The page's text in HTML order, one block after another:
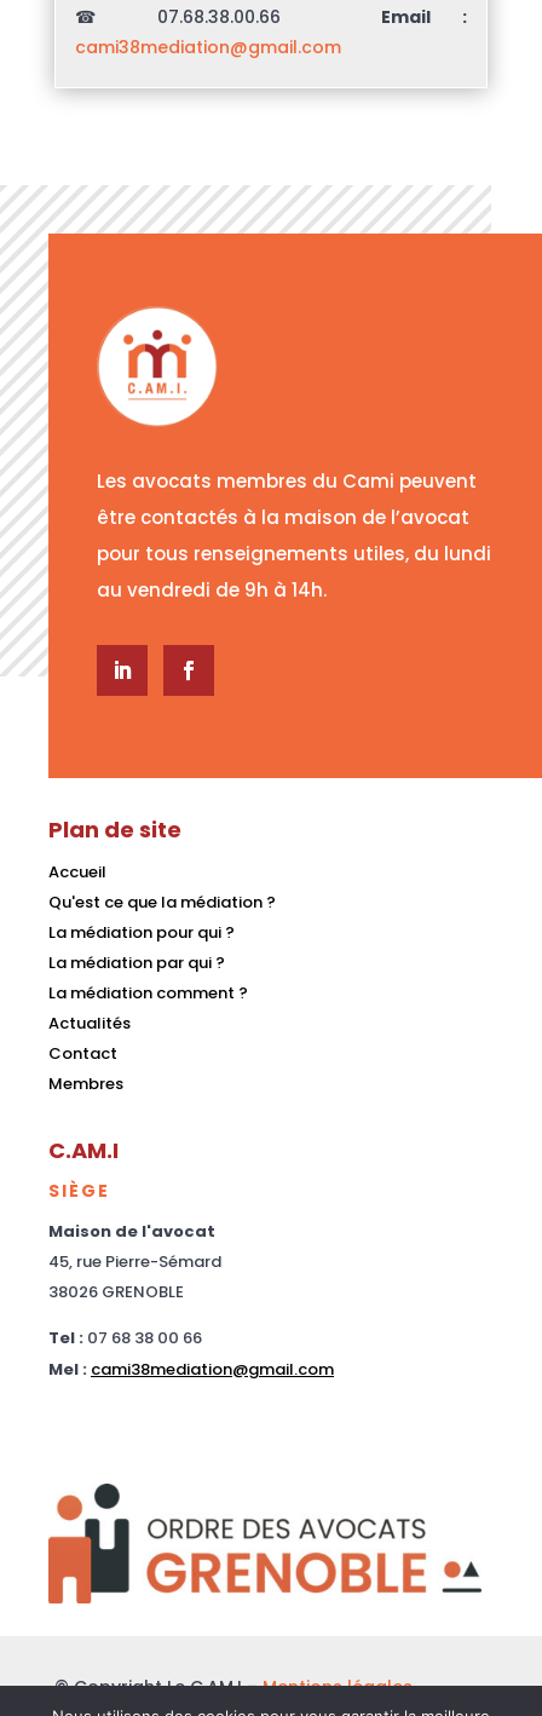
☎ 07.68.38.00.66 Email :
cami38mediation@gmail.com
Les avocats membres du Cami peuvent
être contactés à la maison de l’avocat
pour tous renseignements utiles, du lundi
au vendredi de 9h à 14h.
Plan de site
Accueil
Qu'est ce que la médiation ?
La médiation pour qui ?
La médiation par qui ?
La médiation comment ?
Actualités
Contact
Membres
C.AM.I
SIÈGE
Maison de l'avocat
45, rue Pierre-Sémard
38026 GRENOBLE
Tel : 07 68 38 00 66
Mel : cami38mediation@gmail.com
© Copyright Le C.AM.I –Mentions légales